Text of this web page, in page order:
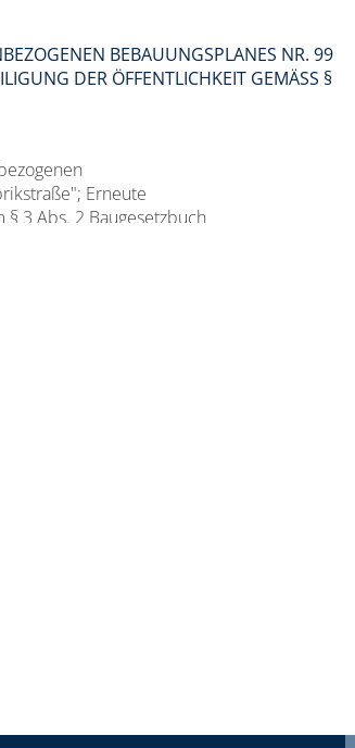
BEBAUUNGSPLANES NR. 99
DER ÖFFENTLICHKEIT GEMÄSS § 4A
Erneute
3 Abs. 2 Baugesetzbuch